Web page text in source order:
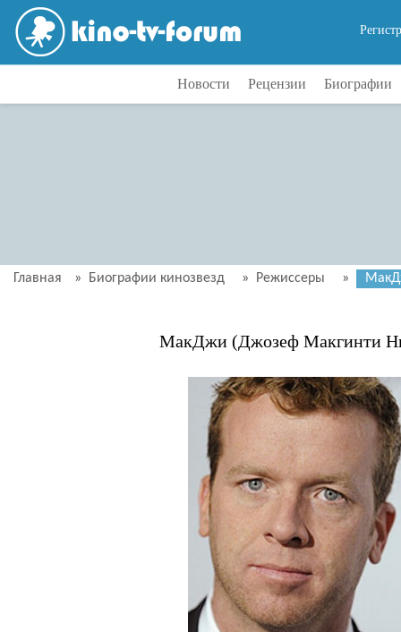
Новости Рецензии Биографии
Главная » Биографии кинозвезд » Режиссеры »
МакДжи (Джозеф Макгинти